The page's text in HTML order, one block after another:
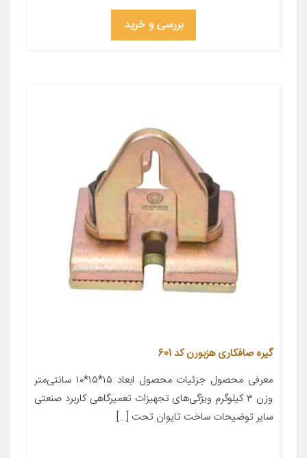
بررسی و خرید
گیره صافکاری هزبورن کد 601
معرفی محصول جزئیات محصول ابعاد ۱۵*۱۵*۱۰ سانتی‌متر
وزن ۳ کیلوگرم ویژگی‌های تجهیزات تعمیرگاهی کاربرد صنعتی
سایر توضیحات ساخت تایوان تحت […]